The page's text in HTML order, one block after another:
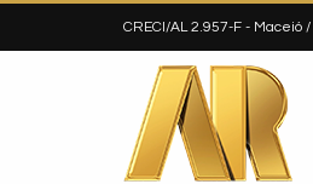
CRECI/AL 2.957-F - Maceió /